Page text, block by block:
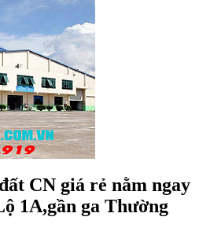
CN giá rẻ nằm ngay
1A,gần ga Thường